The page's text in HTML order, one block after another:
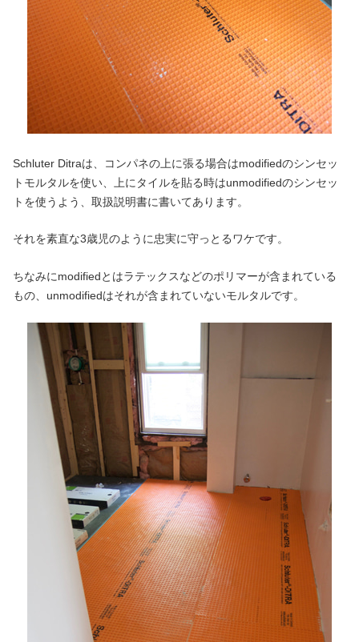
Schluter Ditraは、コンパネの上に張る場合はmodifiedのシンセッ
トモルタルを使い、上にタイルを貼る時はunmodifiedのシンセッ
トを使うよう、取扱説明書に書いてあります。
それを素直な3歳児のように忠実に守っとるワケです。
ちなみにmodifiedとはラテックスなどのポリマーが含まれている
もの、unmodifiedはそれが含まれていないモルタルです。